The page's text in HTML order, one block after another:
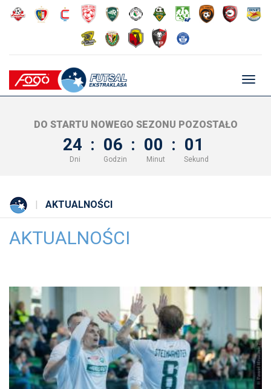
DO STARTU NOWEGO SEZONU POZOSTAŁO
24 : 06 : 00 : 00
Dni Godzin Minut Sekund
AKTUALNOŚCI
AKTUALNOŚCI